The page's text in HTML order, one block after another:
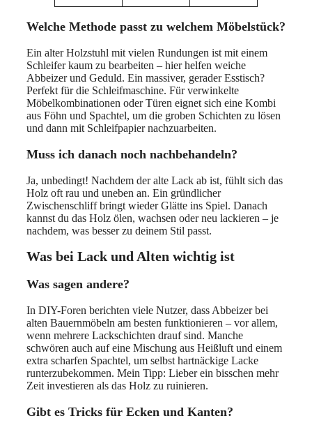
Welche Methode passt zu welchem Möbelstück?
Ein alter Holzstuhl mit vielen Rundungen ist mit einem
Schleifer kaum zu bearbeiten – hier helfen weiche
Abbeizer und Geduld. Ein massiver, gerader Esstisch?
Perfekt für die Schleifmaschine. Für verwinkelte
Möbelkombinationen oder Türen eignet sich eine Kombi
aus Föhn und Spachtel, um die groben Schichten zu lösen
und dann mit Schleifpapier nachzuarbeiten.
Muss ich danach noch nachbehandeln?
Ja, unbedingt! Nachdem der alte Lack ab ist, fühlt sich das
Holz oft rau und uneben an. Ein gründlicher
Zwischenschliff bringt wieder Glätte ins Spiel. Danach
kannst du das Holz ölen, wachsen oder neu lackieren – je
nachdem, was besser zu deinem Stil passt.
Was bei Lack und Alten wichtig ist
Was sagen andere?
In DIY-Foren berichten viele Nutzer, dass Abbeizer bei
alten Bauernmöbeln am besten funktionieren – vor allem,
wenn mehrere Lackschichten drauf sind. Manche
schwören auch auf eine Mischung aus Heißluft und einem
extra scharfen Spachtel, um selbst hartnäckige Lacke
runterzubekommen. Mein Tipp: Lieber ein bisschen mehr
Zeit investieren als das Holz zu ruinieren.
Gibt es Tricks für Ecken und Kanten?